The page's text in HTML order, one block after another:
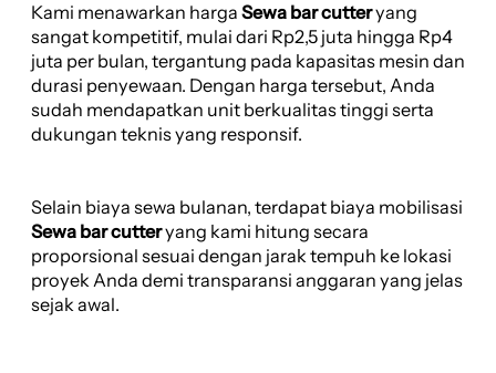
Kami menawarkan harga Sewa bar cutteryang
sangat kompetitif, mulai dari Rp2,5 juta hingga Rp4
juta per bulan, tergantung pada kapasitas mesin dan
durasi penyewaan. Dengan harga tersebut, Anda
sudah mendapatkan unit berkualitas tinggi serta
dukungan teknis yang responsif.
Selain biaya sewa bulanan, terdapat biaya mobilisasi
Sewa bar cutteryang kami hitung secara
proporsional sesuai dengan jarak tempuh ke lokasi
proyek Anda demi transparansi anggaran yang jelas
sejak awal.